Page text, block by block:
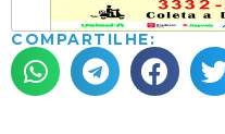
COMPARTILHE: